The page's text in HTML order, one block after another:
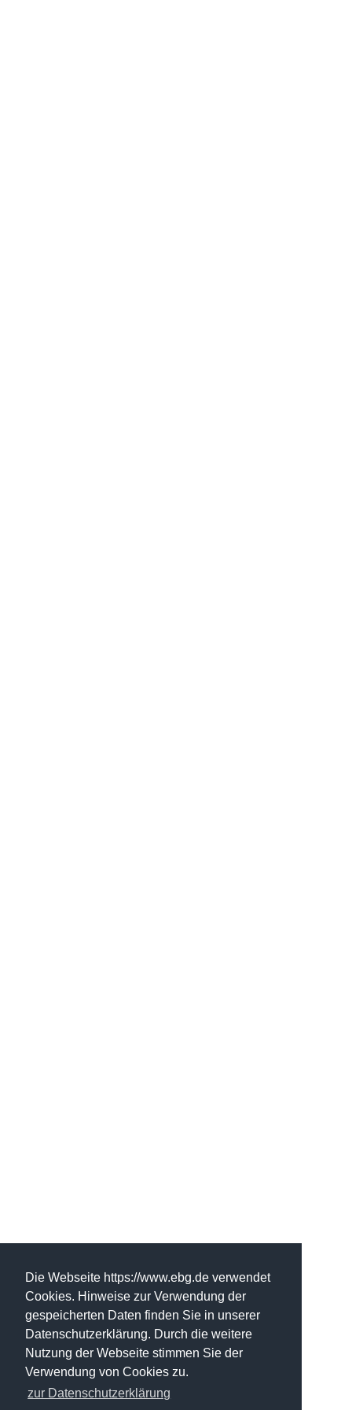
Die Webseite https://www.ebg.de verwendet
Cookies. Hinweise zur Verwendung der
gespeicherten Daten finden Sie in unserer
Datenschutzerklärung. Durch die weitere
Nutzung der Webseite stimmen Sie der
Verwendung von Cookies zu.
zur Datenschutzerklärung